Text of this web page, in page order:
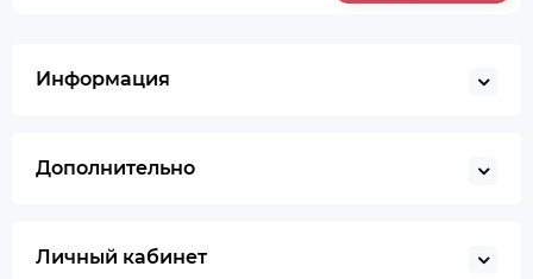
Информация
Дополнительно
Личный кабинет